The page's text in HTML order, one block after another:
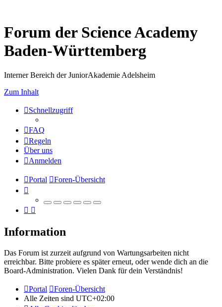
Forum der Science Academy
Baden-Württemberg
Interner Bereich der JuniorAkademie Adelsheim
Zum Inhalt
Schnellzugriff
FAQ
Regeln
Über uns
Anmelden
Portal Foren-Übersicht
Information
Das Forum ist zurzeit aufgrund von Wartungsarbeiten nicht
erreichbar. Bitte probiere es später erneut, oder wende dich an die
Board-Administration. Vielen Dank für dein Verständnis!
Portal
Foren-Übersicht
Alle Zeiten sind UTC+02:00